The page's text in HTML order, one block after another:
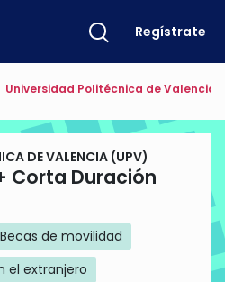
Regístrate
Universidad Politécnica de Valencia
DE VALENCIA (UPV)
Corta Duración
Becas de movilidad
el extranjero